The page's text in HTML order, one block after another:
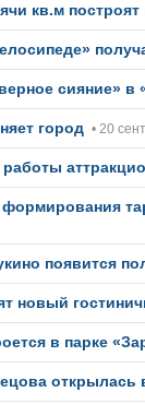
кв.м
сияние» в
город • 20
формирования
появится
новый
в парке